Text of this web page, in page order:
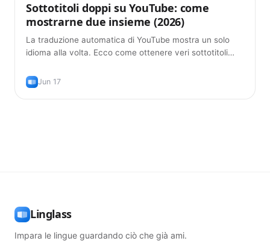
Consigli
Sottotitoli doppi su YouTube: come
mostrarne due insieme (2026)
La traduzione automatica di YouTube mostra un solo
idioma alla volta. Ecco come ottenere veri sottotitoli
2026.Jun 17
Linglass
Impara le lingue guardando ciò che già ami.